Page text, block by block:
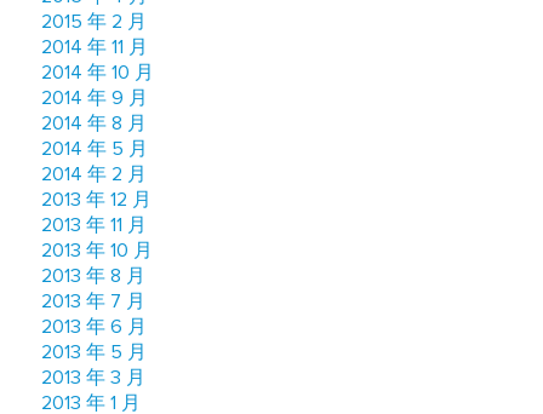
2015 年 2 月
2014 年 11 月
2014 年 10 月
2014 年 9 月
2014 年 8 月
2014 年 5 月
2014 年 2 月
2013 年 12 月
2013 年 11 月
2013 年 10 月
2013 年 8 月
2013 年 7 月
2013 年 6 月
2013 年 5 月
2013 年 3 月
2013 年 1 月